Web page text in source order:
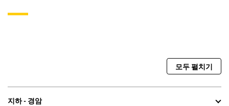
모두 펼치기
지하 - 경암